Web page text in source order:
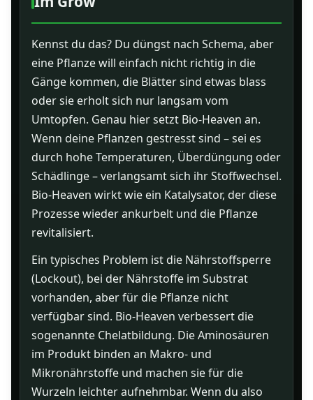
Kennst du das? Du düngst nach Schema, aber
eine Pflanze will einfach nicht richtig in die
Gänge kommen, die Blätter sind etwas blass
oder sie erholt sich nur langsam vom
Umtopfen. Genau hier setzt Bio-Heaven an.
Wenn deine Pflanzen gestresst sind – sei es
durch hohe Temperaturen, Überdüngung oder
Schädlinge – verlangsamt sich ihr Stoffwechsel.
Bio-Heaven wirkt wie ein Katalysator, der diese
Prozesse wieder ankurbelt und die Pflanze
revitalisiert.
Ein typisches Problem ist die Nährstoffsperre
(Lockout), bei der Nährstoffe im Substrat
vorhanden, aber für die Pflanze nicht
verfügbar sind. Bio-Heaven verbessert die
sogenannte Chelatbildung. Die Aminosäuren
im Produkt binden an Makro- und
Mikronährstoffe und machen sie für die
Wurzeln leichter aufnehmbar. Wenn du also